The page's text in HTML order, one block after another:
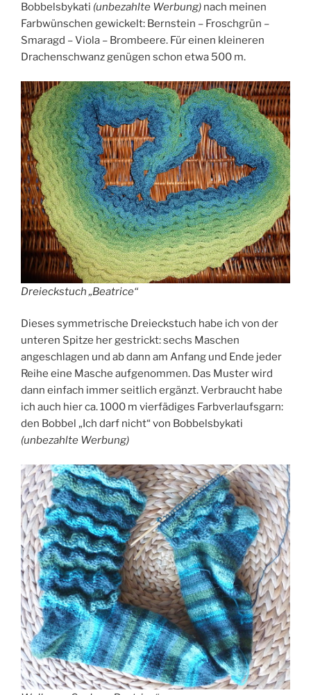
Bobbelsbykati (unbezahlte Werbung) nach meinen
Farbwünschen gewickelt: Bernstein – Froschgrün –
Smaragd – Viola – Brombeere. Für einen kleineren
Drachenschwanz genügen schon etwa 500 m.
Dreieckstuch „Beatrice“
Dieses symmetrische Dreieckstuch habe ich von der
unteren Spitze her gestrickt: sechs Maschen
angeschlagen und ab dann am Anfang und Ende jeder
Reihe eine Masche aufgenommen. Das Muster wird
dann einfach immer seitlich ergänzt. Verbraucht habe
ich auch hier ca. 1000 m vierfädiges Farbverlaufsgarn:
den Bobbel „Ich darf nicht“ von Bobbelsbykati
(unbezahlte Werbung)